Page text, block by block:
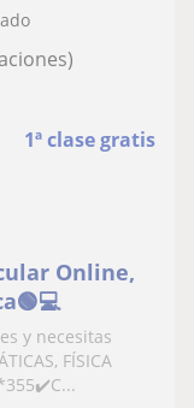
1ª clase gratis
Online,
y necesitas
FÍSICA